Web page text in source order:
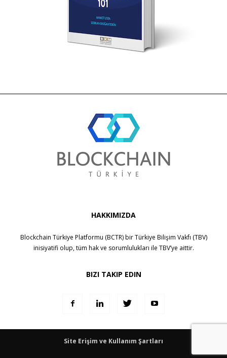
HAKKIMIZDA
Blockchain Türkiye Platformu (BCTR) birTürkiye Bilişim Vakfı (TBV)
inisiyatifi olup, tüm hak ve sorumlulukları ile TBV’ye aittir.
BIZI TAKIP EDIN
Site Erişim ve Kullanım Şartları